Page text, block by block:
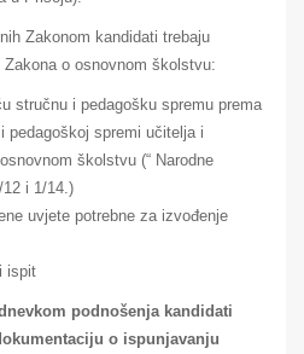
Zakonom kandidati trebaju
o osnovnom školstvu:
stručnu i pedagošku spremu prema
pedagoškoj spremi učitelja i
školstvu (“ Narodne
12 i 1/14.)
uvjete potrebne za izvođenje
ispit
podnošenja kandidati
o ispunjavanju